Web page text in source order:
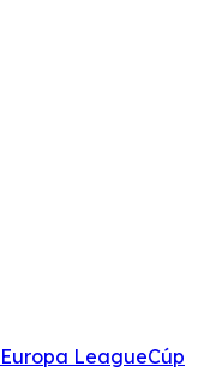
Europa LeagueCúp